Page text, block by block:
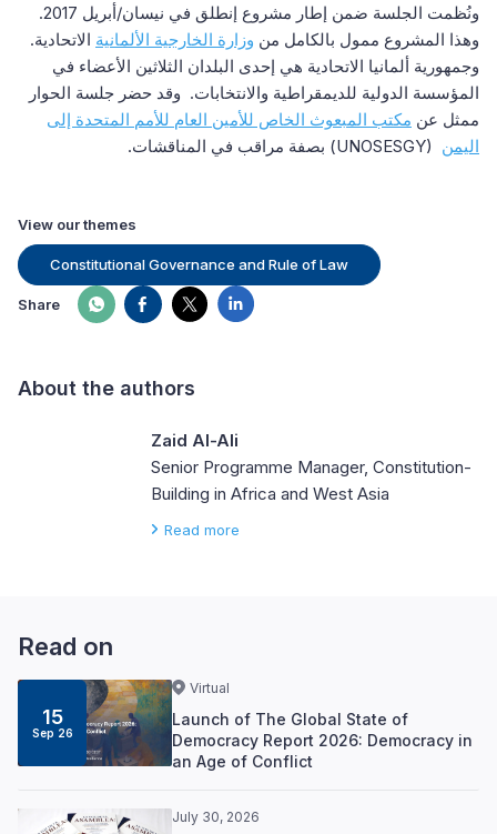
ونُظمت الجلسة ضمن إطار مشروع إنطلق في نيسان/أبريل 2017.
وهذا المشروع ممول بالكامل من وزارة الخارجية الألمانية الاتحادية.
وجمهورية ألمانيا الاتحادية هي إحدى البلدان الثلاثين الأعضاء في
المؤسسة الدولية للديمقراطية والانتخابات. وقد حضر جلسة الحوار
ممثل عن مكتب المبعوث الخاص للأمين العام للأمم المتحدة إلى
اليمن UNOSESGY)) بصفة مراقب في المناقشات.
View our themes
Constitutional Governance and Rule of Law
Share
About the authors
Zaid Al-Ali
Senior Programme Manager, Constitution-
Building in Africa and West Asia
Read more
Read on
15
Sep 26
Virtual
Launch of The Global State of
Democracy Report 2026: Democracy in
an Age of Conflict
July 30, 2026